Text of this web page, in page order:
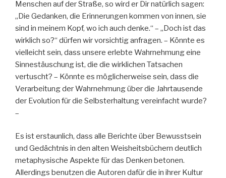
Menschen auf der Straße, so wird er Dir natürlich sagen:
„Die Gedanken, die Erinnerungen kommen von innen, sie
sind in meinem Kopf, wo ich auch denke.“ – „Doch ist das
wirklich so?“ dürfen wir vorsichtig anfragen. – Könnte es
vielleicht sein, dass unsere erlebte Wahrnehmung eine
Sinnestäuschung ist, die die wirklichen Tatsachen
vertuscht? – Könnte es möglicherweise sein, dass die
Verarbeitung der Wahrnehmung über die Jahrtausende
der Evolution für die Selbsterhaltung vereinfacht wurde?
–
Es ist erstaunlich, dass alle Berichte über Bewusstsein
und Gedächtnis in den alten Weisheitsbüchern deutlich
metaphysische Aspekte für das Denken betonen.
Allerdings benutzen die Autoren dafür die in ihrer Kultur